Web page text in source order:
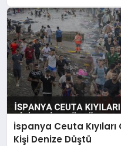
İspanya Ceuta Kıyıları
Kişi Denize Düştü